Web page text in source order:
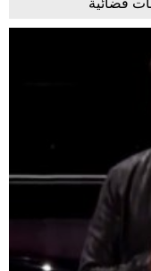
بيئة
سيارات